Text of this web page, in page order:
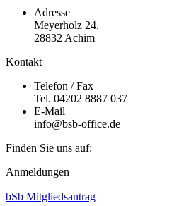
Adresse
Meyerholz 24,
28832 Achim
Kontakt
Telefon / Fax
Tel. 04202 8887 037
E-Mail
info@bsb-office.de
Finden Sie uns auf:
Facebook
opens
Linkedin
opens
Instagram
opens
Anmeldungen
bSb Mitgliedsantrag